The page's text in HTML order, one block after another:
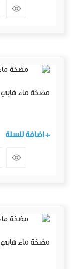
مضخة ماء هابي 1 حصان 2"
+ اضافة للسلة
مضخة ماء هابي 4 حصان 4"